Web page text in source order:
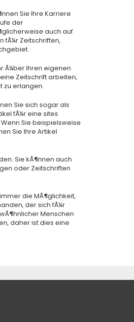
Sie Ihre Karriere
der
auch auf
fÃ¼r Zeitschriften,
Ã¼ber Ihren eigenen
Zeitschrift arbeiten,
zu erlangen.
Sie sich sogar als
fÃ¼r eine sites
Sie beispielsweise
Sie Ihre Artikel
Sie kÃ¶nnen auch
oder Zeitschriften
die MÃ¶glichkeit,
der sich fÃ¼r
Menschen
daher ist dies eine